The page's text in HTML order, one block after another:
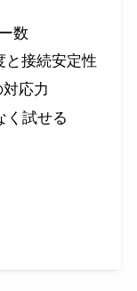
数
と接続安定性
応力
く試せる